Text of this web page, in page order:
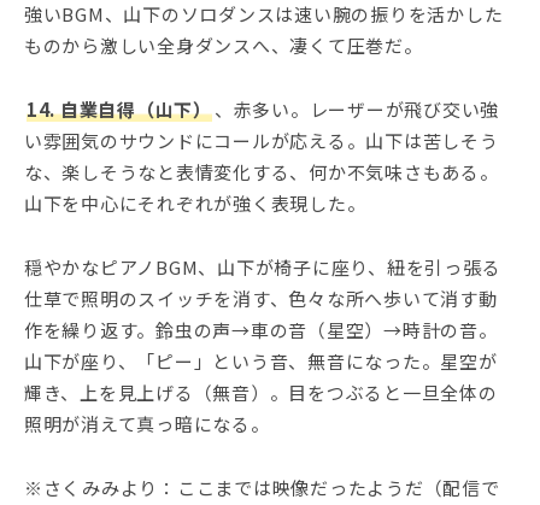
強いBGM、山下のソロダンスは速い腕の振りを活かした
ものから激しい全身ダンスへ、凄くて圧巻だ。
14. 自業自得（山下）、赤多い。レーザーが飛び交い強
い雰囲気のサウンドにコールが応える。山下は苦しそう
な、楽しそうなと表情変化する、何か不気味さもある。
山下を中心にそれぞれが強く表現した。
穏やかなピアノBGM、山下が椅子に座り、紐を引っ張る
仕草で照明のスイッチを消す、色々な所へ歩いて消す動
作を繰り返す。鈴虫の声→車の音（星空）→時計の音。
山下が座り、「ピー」という音、無音になった。星空が
輝き、上を見上げる（無音）。目をつぶると一旦全体の
照明が消えて真っ暗になる。
※さくみみより：ここまでは映像だったようだ（配信で